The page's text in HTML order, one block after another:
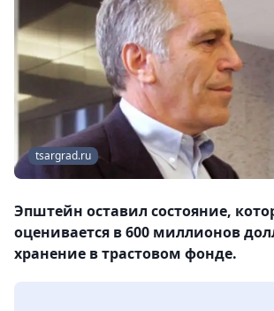
tsargrad.ru
Эпштейн оставил состояние,
оценивается в 600 миллионов
хранение в трастовом фонде.